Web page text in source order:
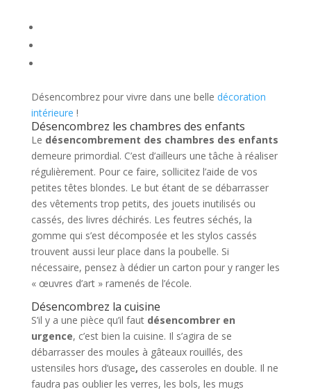
Désencombrez pour vivre dans une belle décoration
intérieure !
Désencombrez les chambres des enfants
Le désencombrement des chambres des enfants
demeure primordial. C’est d’ailleurs une tâche à réaliser
régulièrement. Pour ce faire, sollicitez l’aide de vos
petites têtes blondes. Le but étant de se débarrasser
des vêtements trop petits, des jouets inutilisés ou
cassés, des livres déchirés. Les feutres séchés, la
gomme qui s’est décomposée et les stylos cassés
trouvent aussi leur place dans la poubelle. Si
nécessaire, pensez à dédier un carton pour y ranger les
« œuvres d’art » ramenés de l’école.
Désencombrez la cuisine
S’il y a une pièce qu’il faut désencombrer en
urgence, c’est bien la cuisine. Il s’agira de se
débarrasser des moules à gâteaux rouillés, des
ustensiles hors d’usage, des casseroles en double. Il ne
faudra pas oublier les verres, les bols, les mugs